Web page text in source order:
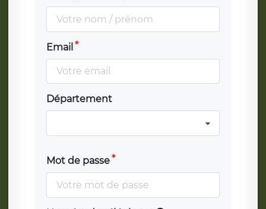
Email
Département
Mot de passe